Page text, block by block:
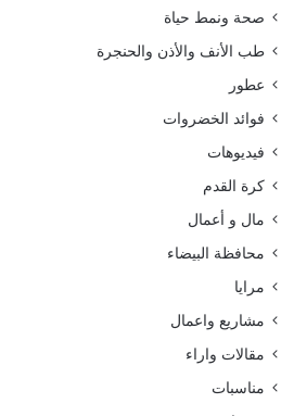
صحة ونمط حياة
طب الأنف والأذن والحنجرة
عطور
فوائد الخضروات
فيديوهات
كرة القدم
مال و أعمال
محافظة البيضاء
مرايا
مشاريع واعمال
مقالات واراء
مناسبات